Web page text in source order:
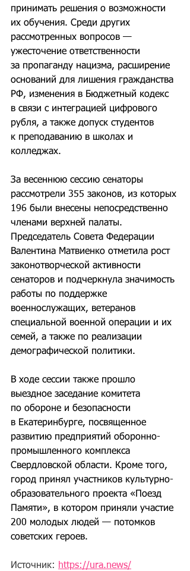
принимать решения о возможности
их обучения. Среди других
рассмотренных вопросов —
ужесточение ответственности
за пропаганду нацизма, расширение
оснований для лишения гражданства
РФ, изменения в Бюджетный кодекс
в связи с интеграцией цифрового
рубля, а также допуск студентов
к преподаванию в школах и
колледжах.
За весеннюю сессию сенаторы
рассмотрели 355 законов, из которых
196 были внесены непосредственно
членами верхней палаты.
Председатель Совета Федерации
Валентина Матвиенко отметила рост
законотворческой активности
сенаторов и подчеркнула значимость
работы по поддержке
военнослужащих, ветеранов
специальной военной операции и их
семей, а также по реализации
демографической политики.
В ходе сессии также прошло
выездное заседание комитета
по обороне и безопасности
в Екатеринбурге, посвященное
развитию предприятий оборонно-
промышленного комплекса
Свердловской области. Кроме того,
город принял участников культурно-
образовательного проекта «Поезд
Памяти», в котором приняли участие
200 молодых людей — потомков
советских героев.
Источник: https://ura.news/